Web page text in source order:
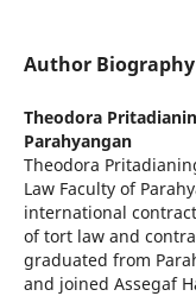
Author Biography
Theodora
Parahyangan
Theodora
Law Faculty of
international
of tort law and
graduated from
and joined Assegaf